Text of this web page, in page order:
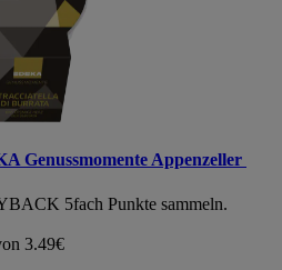
Genussmomente Appenzeller
5fach Punkte sammeln.
3.49€